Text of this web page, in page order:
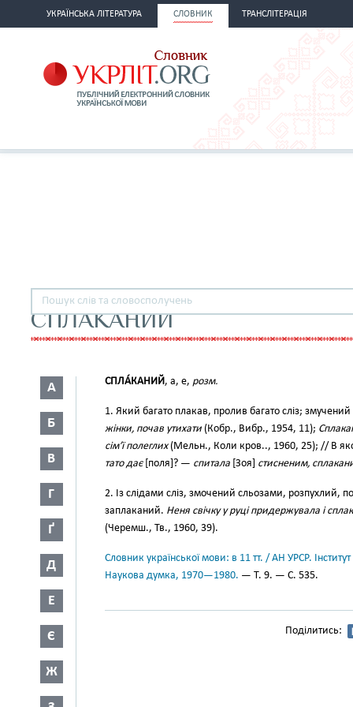
УКРАЇНСЬКА ЛІТЕРАТУРА СЛОВНИК ТРАНСЛІТЕРАЦІЯ
СПЛАКАНИЙ
А
Б
В
Г
Ґ
Д
Е
Є
Ж
СПЛА́КАНИЙ, а, е, розм.
1. Який багато плакав, пролив багато сліз;
жінки, почав утихати (Кобр., Вибр., 1954, 11);
сім’ї полеглих(Мельн., Коли кров.., 1960, 25); // В
тато дає[поля]? — спитала [Зоя] стисненим,
2. Із слідами сліз, змочений сльозами, розпухлий,
заплаканий. Неня свічку у руці придержувала і
(Черемш., Тв., 1960, 39).
Словник української мови: в 11 тт. / АН УРСР.
Наукова думка, 1970—1980. — Т. 9. — С. 535.
Поділитись: